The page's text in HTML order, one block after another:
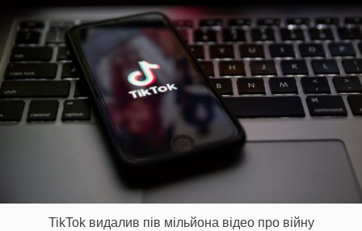
TikTok видалив пів мільйона відео про війну